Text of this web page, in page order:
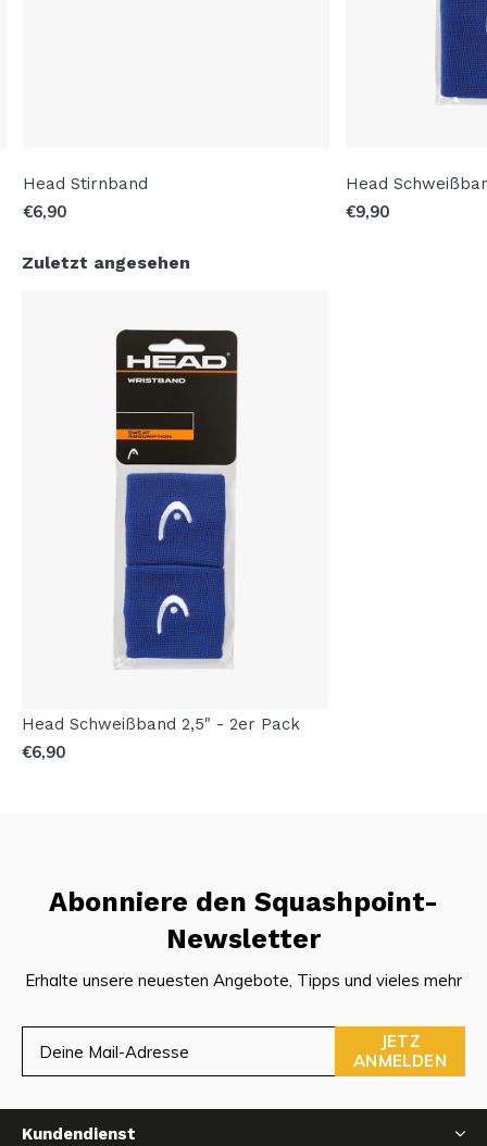
Head Stirnband
€6,90
Head
€9,90
Zuletzt angesehen
Head Schweißband 2,5" - 2er Pack
€6,90
Abonniere den Squashpoint-
Newsletter
Erhalte unsere neuesten Angebote, Tipps und vieles mehr
JETZ
ANMELDEN
Kundendienst